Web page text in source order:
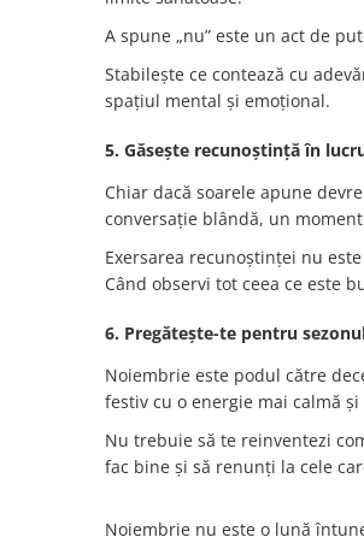
A spune „nu” este un act de
Stabilește ce contează cu
spațiul mental și emoțional.
5. Găsește recunoștință în
Chiar dacă soarele apune
conversație blândă, un
Exersarea recunoștinței nu
Când observi tot ceea ce este
6. Pregătește-te pentru
Noiembrie este podul către
festiv cu o energie mai calmă
Nu trebuie să te reinventezi
fac bine și să renunți la cele
Noiembrie nu este o lună